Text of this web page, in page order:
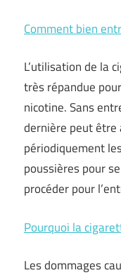
Comment bien
L’utilisation de la
très répandue
nicotine. Sans
dernière peut être
périodiquement
poussières pour
procéder pour
Pourquoi la
Les dommages